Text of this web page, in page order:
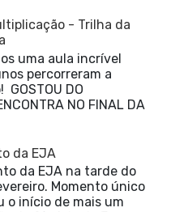
- Trilha da
uma aula incrível
percorreram a
DO
NO FINAL DA
da EJA
da EJA na tarde do
Momento único
o início de mais um